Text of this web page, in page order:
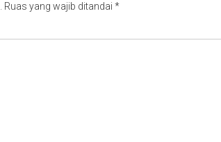
Ruas yang wajib ditandai *